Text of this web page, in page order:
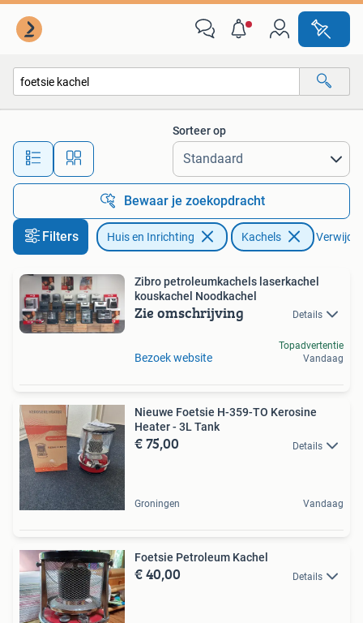
Alle afstanden…
Sorteer op
Bewaar je zoekopdracht
Filters Huis en Inrichting Kachels
Zibro petroleumkachels laserkachel
kouskachel Noodkachel
Zie omschrijving Details
Bezoek website
Topadvertentie
Vandaag
Nieuwe Foetsie H-359-TO Kerosine
Heater - 3L Tank
€ 75,00 Details
Groningen Vandaag
Foetsie Petroleum Kachel
€ 40,00 Details